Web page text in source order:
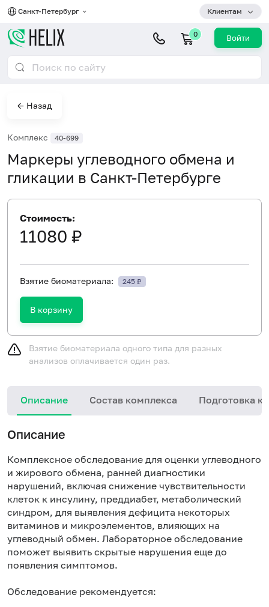
Санкт-Петербург Клиентам
0 Войти
← Назад
Комплекс 40-699
Маркеры углеводного обмена и
гликации в Санкт-Петербурге
Стоимость:
11080 ₽
Взятие биоматериала: 245 ₽
В корзину
Взятие биоматериала одного типа для разных
анализов оплачивается один раз.
Описание Состав комплекса Подготовка к
Описание
Комплексное обследование для оценки углеводного
и жирового обмена, ранней диагностики
нарушений, включая снижение чувствительности
клеток к инсулину, преддиабет, метаболический
синдром, для выявления дефицита некоторых
витаминов и микроэлементов, влияющих на
углеводный обмен. Лабораторное обследование
поможет выявить скрытые нарушения еще до
появления симптомов.
Обследование рекомендуется: